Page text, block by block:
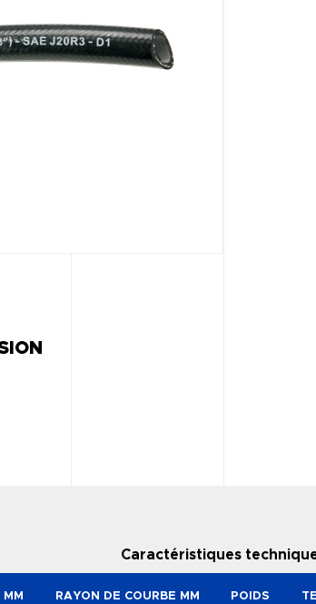
Caractéristiques
RAYON DE COURBE MM POIDS